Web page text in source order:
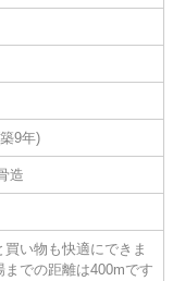
9年)
造
い物も快適にできま
での距離は400mです